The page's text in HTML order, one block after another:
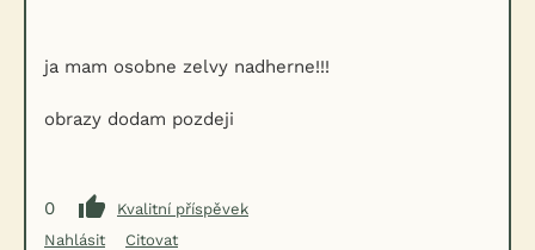
ja mam osobne zelvy nadherne!!!
obrazy dodam pozdeji
0
Kvalitní příspěvek
Nahlásit
Citovat